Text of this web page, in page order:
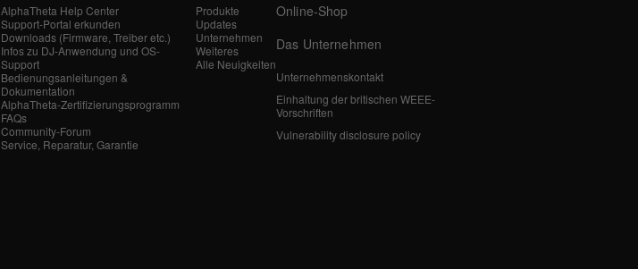
AlphaTheta Help Center
Support-Portal erkunden
Downloads (Firmware, Treiber etc.)
Infos zu DJ-Anwendung und OS-
Support
Bedienungsanleitungen &
Dokumentation
AlphaTheta-Zertifizierungsprogramm
FAQs
Community-Forum
Service, Reparatur, Garantie
Produkte
Updates
Unternehmen
Weiteres
Alle Neuigkeiten
Online-Shop
Das Unternehmen
Unternehmenskontakt
Einhaltung der britischen WEEE-
Vorschriften
Vulnerability disclosure policy